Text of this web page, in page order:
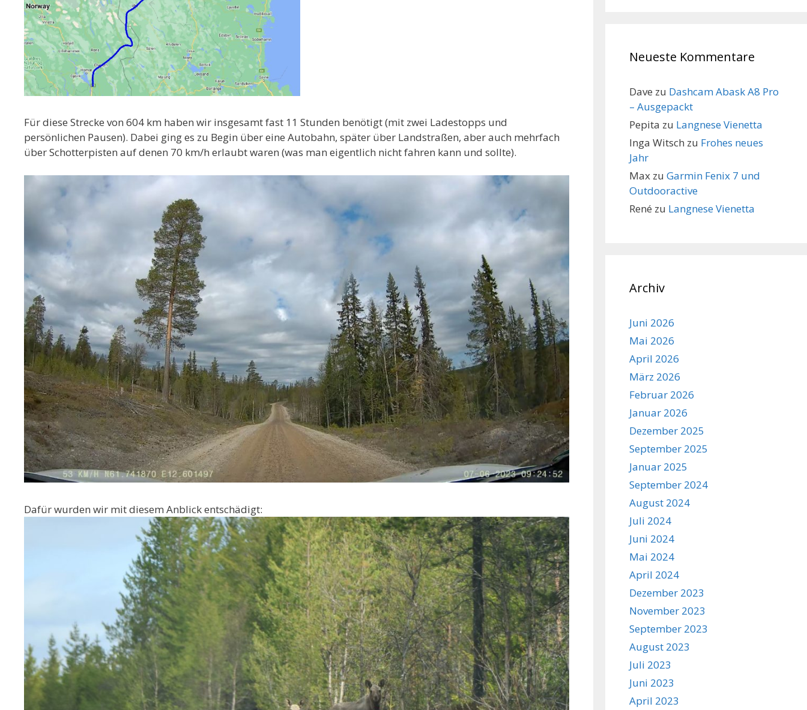
Für diese Strecke von 604 km haben wir insgesamt fast 11 Stunden benötigt (mit zwei Ladestopps und
persönlichen Pausen). Dabei ging es zu Begin über eine Autobahn, später über Landstraßen, aber auch mehrfach
über Schotterpisten auf denen 70 km/h erlaubt waren (was man eigentlich nicht fahren kann und sollte).
Dafür wurden wir mit diesem Anblick entschädigt:
Neueste Kommentare
Dave zu Dashcam Abask A8 Pro
– Ausgepackt
Pepita zu Langnese Vienetta
Inga Witsch zu Frohes neues
Jahr
Max zu Garmin Fenix 7 und
Outdooractive
René zu Langnese Vienetta
Archiv
Juni 2026
Mai 2026
April 2026
März 2026
Februar 2026
Januar 2026
Dezember 2025
September 2025
Januar 2025
September 2024
August 2024
Juli 2024
Juni 2024
Mai 2024
April 2024
Dezember 2023
November 2023
September 2023
August 2023
Juli 2023
Juni 2023
April 2023